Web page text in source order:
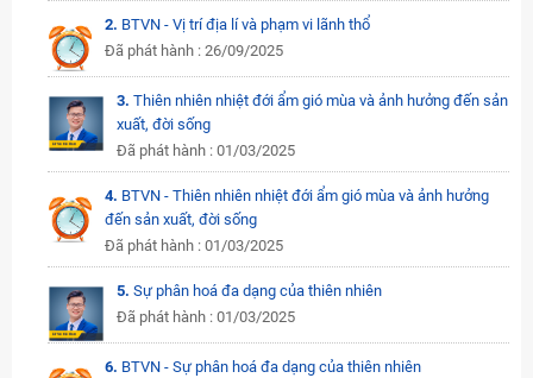
2. BTVN - Vị trí địa lí và phạm vi lãnh thổ
Đã phát hành : 26/09/2025
3. Thiên nhiên nhiệt đới ẩm gió mùa và ảnh hưởng đến sản
xuất, đời sống
Đã phát hành : 01/03/2025
4. BTVN - Thiên nhiên nhiệt đới ẩm gió mùa và ảnh hưởng
đến sản xuất, đời sống
Đã phát hành : 01/03/2025
5. Sự phân hoá đa dạng của thiên nhiên
Đã phát hành : 01/03/2025
6. BTVN - Sự phân hoá đa dạng của thiên nhiên